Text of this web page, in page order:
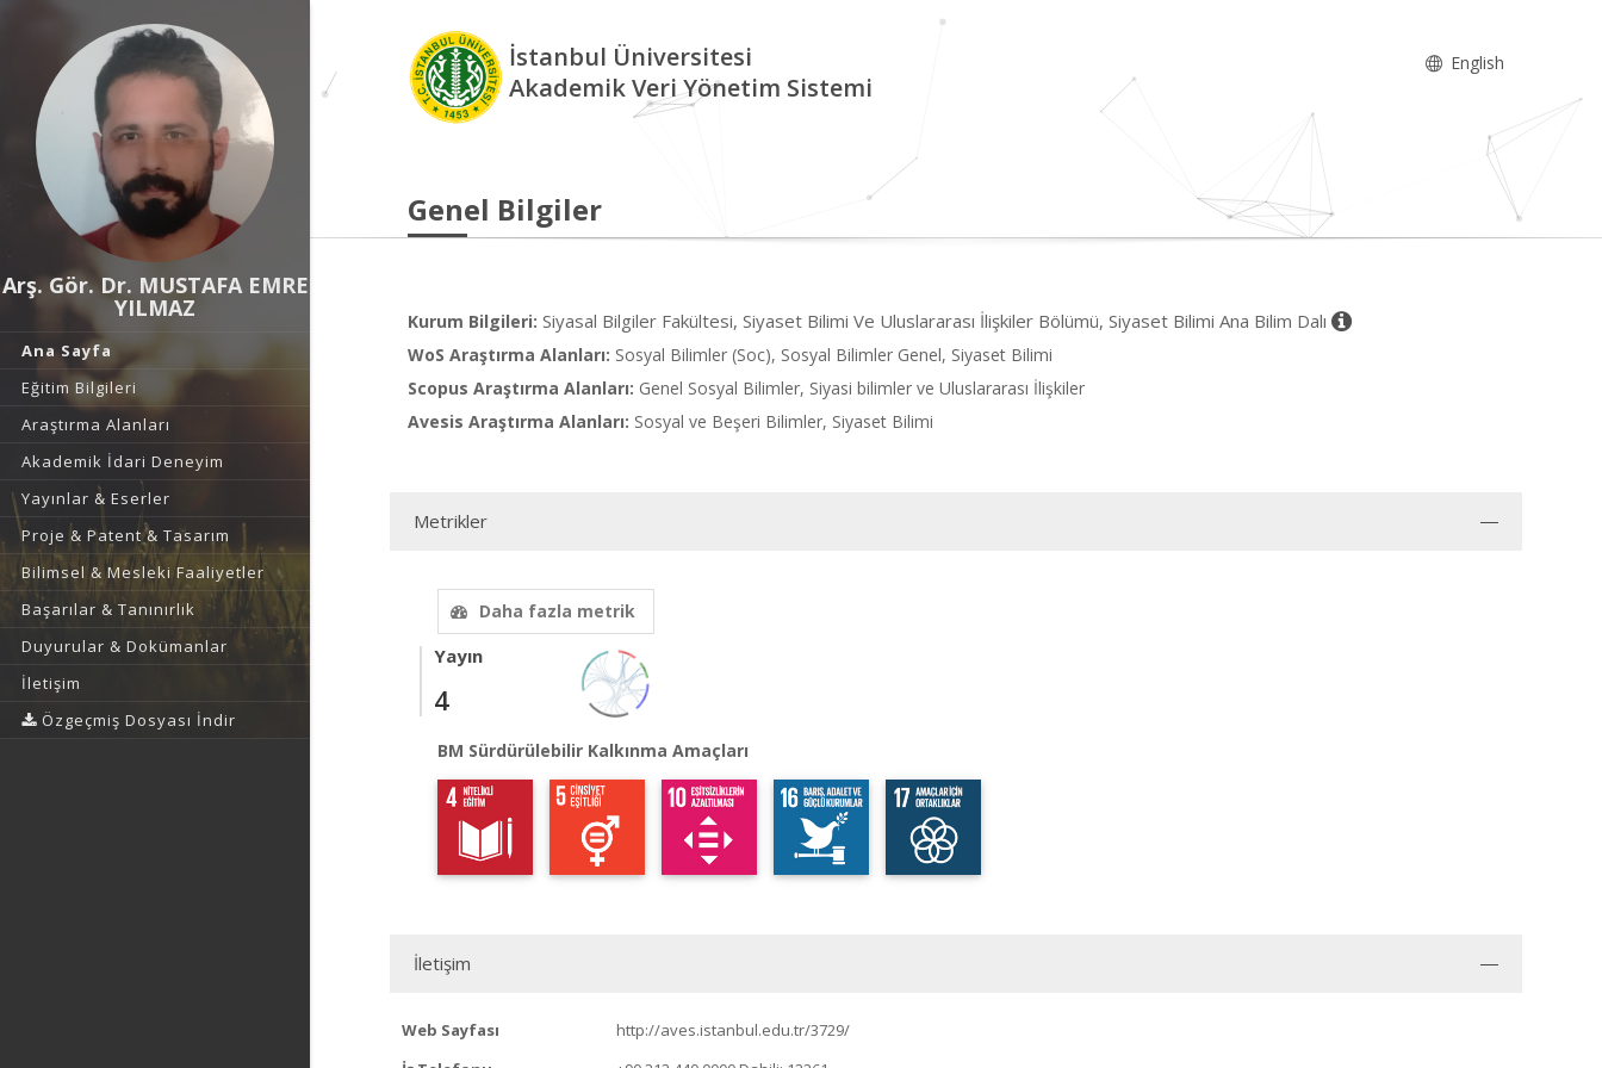
Arş. Gör. Dr. MUSTAFA EMRE
YILMAZ
Ana Sayfa
Eğitim Bilgileri
Araştırma Alanları
Akademik İdari Deneyim
Yayınlar & Eserler
Proje & Patent & Tasarım
Bilimsel & Mesleki Faaliyetler
Başarılar & Tanınırlık
Duyurular & Dokümanlar
İletişim
Özgeçmiş Dosyası İndir
İstanbul Üniversitesi
Akademik Veri Yönetim Sistemi
English
Genel Bilgiler
Kurum Bilgileri: Siyasal Bilgiler Fakültesi, Siyaset Bilimi Ve Uluslararası İlişkiler Bölümü, Siyaset Bilimi Ana Bilim Dalı
WoS Araştırma Alanları: Sosyal Bilimler (Soc), Sosyal Bilimler Genel, Siyaset Bilimi
Scopus Araştırma Alanları: Genel Sosyal Bilimler, Siyasi bilimler ve Uluslararası İlişkiler
Avesis Araştırma Alanları: Sosyal ve Beşeri Bilimler, Siyaset Bilimi
Metrikler
Daha fazla metrik
Yayın
4
BM Sürdürülebilir Kalkınma Amaçları
İletişim
Web Sayfası
http://aves.istanbul.edu.tr/3729/